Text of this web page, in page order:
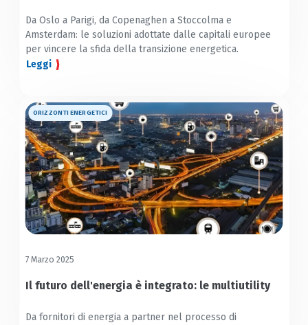
Da Oslo a Parigi, da Copenaghen a Stoccolma e
Amsterdam: le soluzioni adottate dalle capitali europee
per vincere la sfida della transizione energetica.
Leggi
ORIZZONTI ENERGETICI
7 Marzo 2025
Il futuro dell'energia è integrato: le multiutility
Da fornitori di energia a partner nel processo di